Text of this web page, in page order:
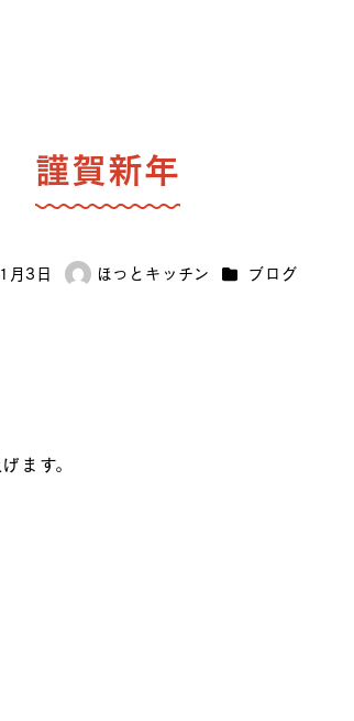
謹賀新年
月3日
著
ほっとキッチン カテゴリー
ブログ
ます。